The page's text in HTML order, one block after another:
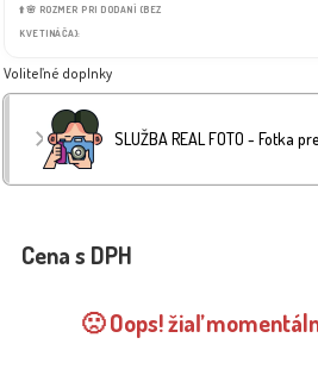
⬆️🌸 ROZMER PRI DODANÍ (BEZ
KVETINÁČA):
Voliteľné doplnky
SLUŽBA REAL FOTO - Fotka
Cena s DPH
🙁 Oops! žiaľ